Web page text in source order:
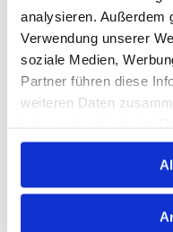
analysieren. Außerdem
Verwendung unserer
soziale Medien,
Partner führen diese
weiteren Daten
gesammelt haben.
Print